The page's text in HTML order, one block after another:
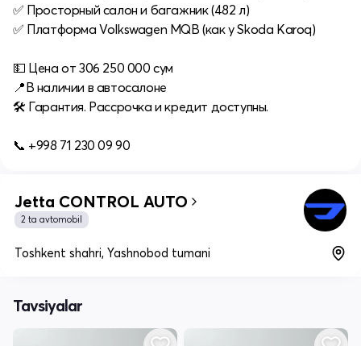
✅ Просторный салон и багажник (482 л)
✅ Платформа Volkswagen MQB (как у Skoda Karoq)
💵 Цена от 306 250 000 сум
📍В наличии в автосалоне
🛠 Гарантия. Рассрочка и кредит доступны.
📞 +998 71 230 09 90
Jetta CONTROL AUTO
2 ta avtomobil
Toshkent shahri, Yashnobod tumani
Tavsiyalar